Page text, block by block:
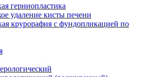
герниопластика
удаление кисты печени
крурорафия с фундопликацией по